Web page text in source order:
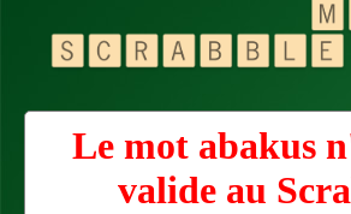
Le mot abakus
valide au